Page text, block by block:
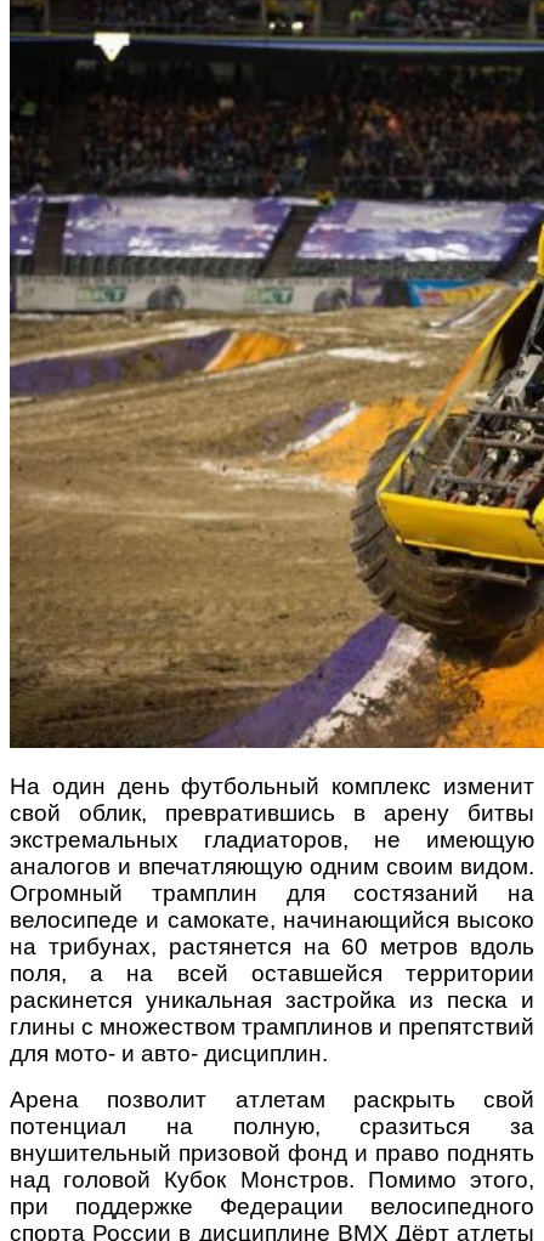
На один день футбольный комплекс изменит
свой облик, превратившись в арену битвы
экстремальных гладиаторов, не имеющую
аналогов и впечатляющую одним своим видом.
Огромный трамплин для состязаний на
велосипеде и самокате, начинающийся высоко
на трибунах, растянется на 60 метров вдоль
поля, а на всей оставшейся территории
раскинется уникальная застройка из песка и
глины с множеством трамплинов и препятствий
для мото- и авто- дисциплин.
Арена позволит атлетам раскрыть свой
потенциал на полную, сразиться за
внушительный призовой фонд и право поднять
над головой Кубок Монстров. Помимо этого,
при поддержке Федерации велосипедного
спорта России в дисциплине BMX Дёрт атлеты